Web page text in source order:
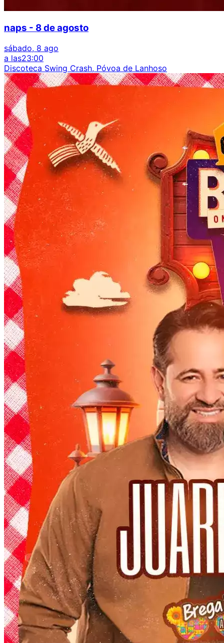
naps - 8 de agosto
sábado, 8 ago
a las23:00
Discoteca Swing Crash, Póvoa de Lanhoso